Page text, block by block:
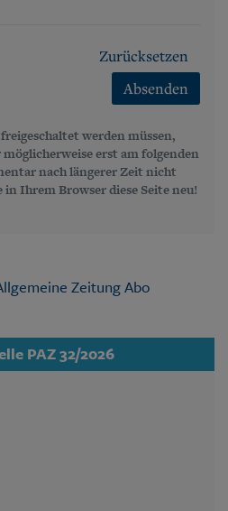
Zurücksetzen
Absenden
werden müssen,
erst am folgenden
nach längerer Zeit nicht
Ihrem Browser diese Seite neu!
PAZ 32/2026